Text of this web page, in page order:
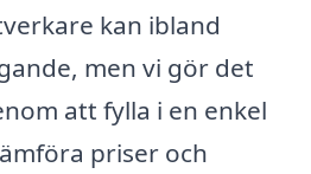
kan ibland
men vi gör det
att fylla i en enkel
priser och